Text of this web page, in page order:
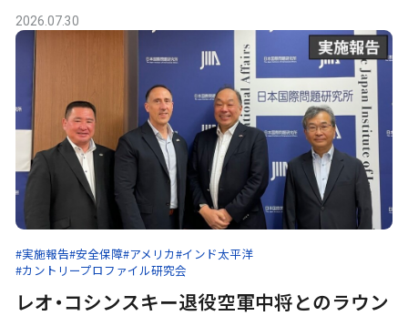
2026.07.30
#実施報告#安全保障#アメリカ#インド太平洋
#カントリープロファイル研究会
レオ・コシンスキー退役空軍中将とのラウン